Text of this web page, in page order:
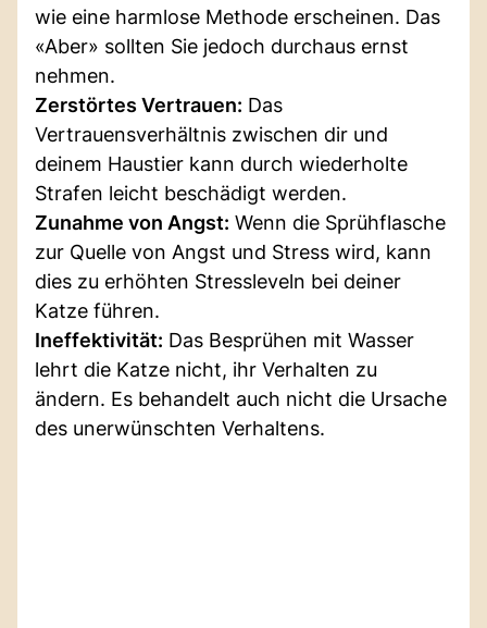
wie eine harmlose Methode erscheinen. Das
«Aber» sollten Sie jedoch durchaus ernst
nehmen.
Zerstörtes Vertrauen: Das
Vertrauensverhältnis zwischen dir und
deinem Haustier kann durch wiederholte
Strafen leicht beschädigt werden.
Zunahme von Angst: Wenn die Sprühflasche
zur Quelle von Angst und Stress wird, kann
dies zu erhöhten Stressleveln bei deiner
Katze führen.
Ineffektivität: Das Besprühen mit Wasser
lehrt die Katze nicht, ihr Verhalten zu
ändern. Es behandelt auch nicht die Ursache
des unerwünschten Verhaltens.